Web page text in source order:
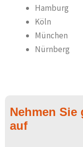
Hamburg
Köln
München
Nürnberg
Nehmen
auf